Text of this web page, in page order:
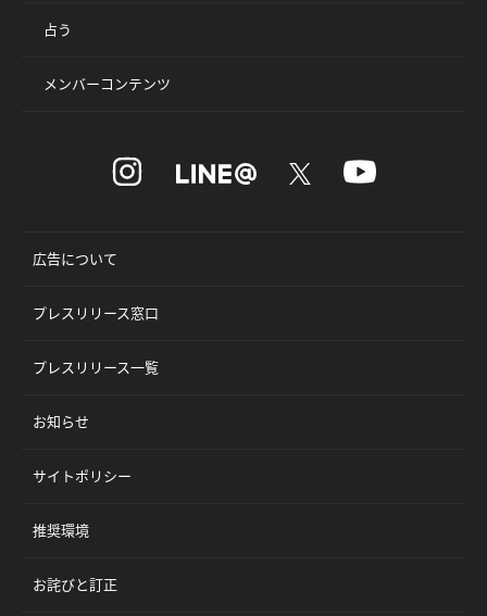
占う
メンバーコンテンツ
広告について
プレスリリース窓口
プレスリリース一覧
お知らせ
サイトポリシー
推奨環境
お詫びと訂正